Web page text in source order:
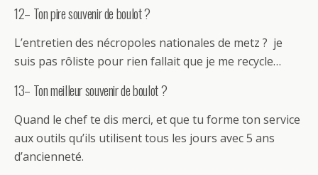
12– Ton pire souvenir de boulot ?
L’entretien des nécropoles nationales de metz ? je
suis pas rôliste pour rien fallait que je me recycle…
13– Ton meilleur souvenir de boulot ?
Quand le chef te dis merci, et que tu forme ton service
aux outils qu’ils utilisent tous les jours avec 5 ans
d’ancienneté.